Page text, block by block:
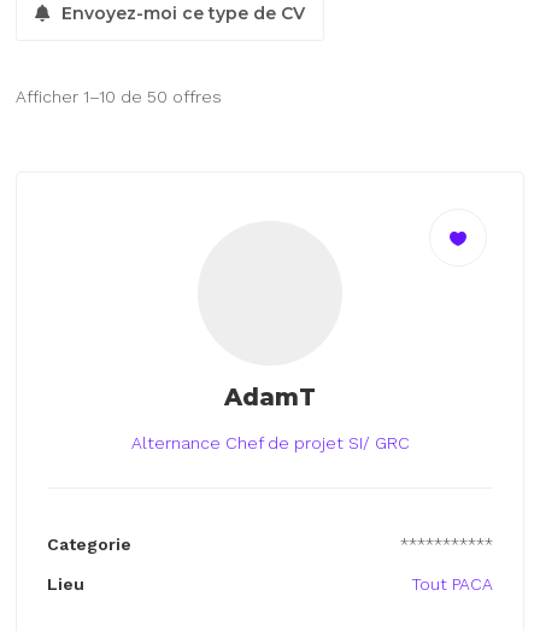
Envoyez-moi ce type de CV
Afficher 1–10 de 50 offres
AdamT
Alternance Chef de projet SI/ GRC
Categorie ***********
Lieu Tout PACA